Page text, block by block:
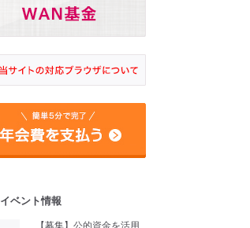
イベント情報
【募集】公的資金を活用